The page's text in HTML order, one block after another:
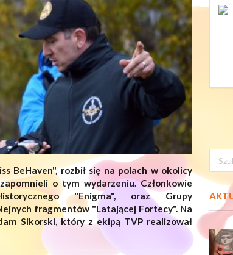
BeHaven", rozbił się na polach w okolicy
o tym wydarzeniu. Członkowie
"Enigma", oraz Grupy
fragmentów "Latającej Fortecy". Na
Sikorski, który z ekipą TVP realizował
Infornet - Szkolenia
Unijne
798 932 003
biuro@szkoleniaunijne.eu
Polecamy Szczegóły